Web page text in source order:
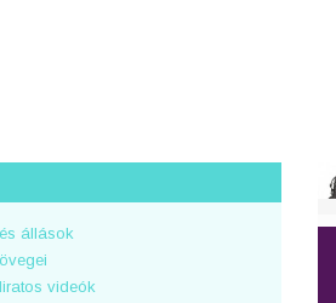
állások
videók